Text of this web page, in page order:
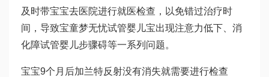
及时带宝宝去医院进行就医检查，以免错过治疗时
间，导致宝童梦无忧试管婴儿宝出现注意力低下、消
化障试管婴儿步骤碍等一系列问题。
宝宝9个月后加兰特反射没有消失就需要进行检查